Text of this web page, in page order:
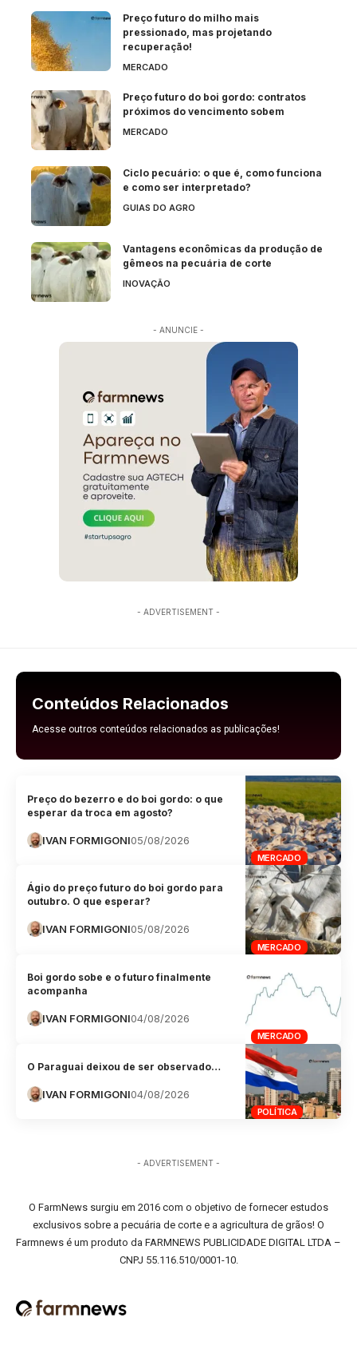
Preço futuro do milho mais
pressionado, mas projetando
recuperação!
MERCADO
Preço futuro do boi gordo: contratos
próximos do vencimento sobem
MERCADO
Ciclo pecuário: o que é, como funciona
e como ser interpretado?
GUIAS DO AGRO
Vantagens econômicas da produção de
gêmeos na pecuária de corte
INOVAÇÃO
- ANUNCIE -
- ADVERTISEMENT -
Conteúdos Relacionados
Acesse outros conteúdos relacionados as publicações!
MERCADO
Preço do bezerro e do boi gordo: o que
esperar da troca em agosto?
IVAN FORMIGONI05/08/2026
MERCADO
Ágio do preço futuro do boi gordo para
outubro. O que esperar?
IVAN FORMIGONI05/08/2026
MERCADO
Boi gordo sobe e o futuro finalmente
acompanha
IVAN FORMIGONI04/08/2026
POLÍTICA
O Paraguai deixou de ser observado…
IVAN FORMIGONI04/08/2026
- ADVERTISEMENT -
O FarmNews surgiu em 2016 com o objetivo de fornecer estudos
exclusivos sobre a pecuária de corte e a agricultura de grãos! O
Farmnews é um produto da FARMNEWS PUBLICIDADE DIGITAL LTDA –
CNPJ 55.116.510/0001-10.